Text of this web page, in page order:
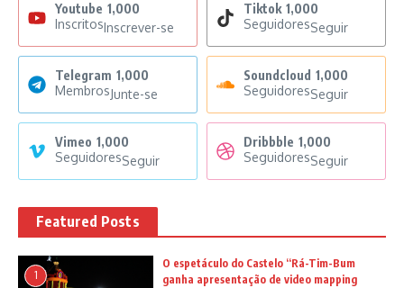
Youtube 1,000
InscritosInscrever-se
Tiktok 1,000
SeguidoresSeguir
Telegram 1,000
MembrosJunte-se
Soundcloud 1,000
SeguidoresSeguir
Vimeo 1,000
SeguidoresSeguir
Dribbble 1,000
SeguidoresSeguir
Featured Posts
1
O espetáculo do Castelo “Rá-Tim-Bum
ganha apresentação de video mapping